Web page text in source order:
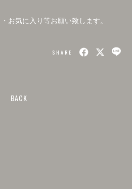
お気に入り等お願い致します。
SHARE
BACK